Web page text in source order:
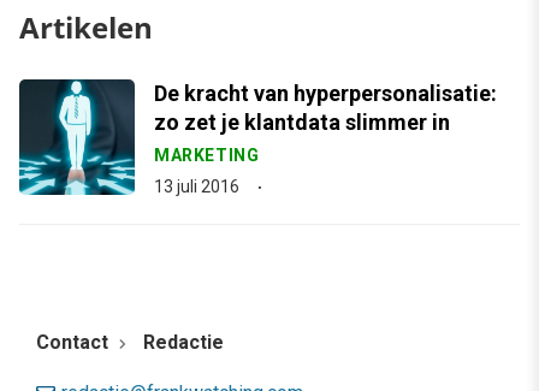
Artikelen
De kracht van hyperpersonalisatie:
zo zet je klantdata slimmer in
MARKETING
13 juli 2016
Contact Redactie